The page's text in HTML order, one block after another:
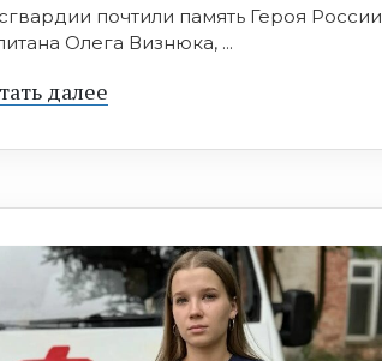
почтили память Героя России
Олега Визнюка, ...
далее